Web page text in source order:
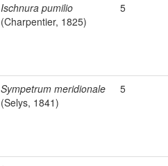
Ischnura pumilio
(Charpentier, 1825)
5
Sympetrum meridionale
(Selys, 1841)
5